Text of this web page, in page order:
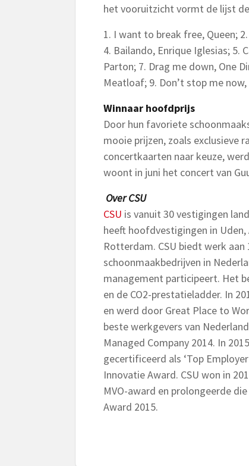
het vooruitzicht vormt de lijst
1. I want to break free, Queen;
4. Bailando, Enrique Iglesias; 5.
Parton; 7. Drag me down, One
Meatloaf; 9. Don’t stop me
Winnaar hoofdprijs
Door hun favoriete
mooie prijzen, zoals exclusieve
concertkaarten naar keuze,
woont in juni het concert van
Over CSU
CSU is vanuit 30 vestigingen
heeft hoofdvestigingen in
Rotterdam. CSU biedt werk
schoonmaakbedrijven in
management participeert. Het
en de CO2-prestatieladder. In
en werd door Great Place to
beste werkgevers van
Managed Company 2014. In
gecertificeerd als ‘Top
Innovatie Award. CSU won in
MVO-award en prolongeerde
Award 2015.